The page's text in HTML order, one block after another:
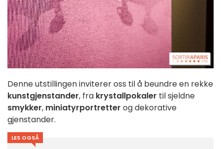
Denne utstillingen inviterer oss til å beundre en rekke
kunstgjenstander, fra krystallpokaler til sjeldne
smykker, miniatyrportretter og dekorative
gjenstander.
LES OGSÅ